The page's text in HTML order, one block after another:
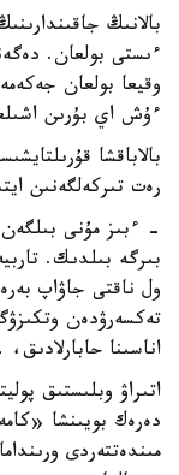
بالانىڭ
ءىستى بولعان.
وقيعا بولعان
ءۇش اي بۇرىن اشىلعان. قازىر
بالاباقشا
رەت تىركەلگەنىن
- ءبىز مۇنى
بىرگە بىلدىك.
ول ناقتى جاۋاپ
تەكسەرۋدەن
اناسىنا
اتىراۋ وبلىستىق
دەرەك بويىنشا
مىندەتتەردى